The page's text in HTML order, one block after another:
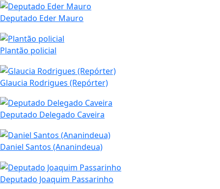
Deputado Eder Mauro
Plantão policial
Glaucia Rodrigues (Repórter)
Deputado Delegado Caveira
Daniel Santos (Ananindeua)
Deputado Joaquim Passarinho